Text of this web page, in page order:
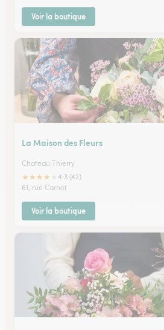
Voir la boutique
La Maison des Fleurs
Chateau Thierry
★★★★
4.3 (42)
61, rue Carnot
Voir la boutique